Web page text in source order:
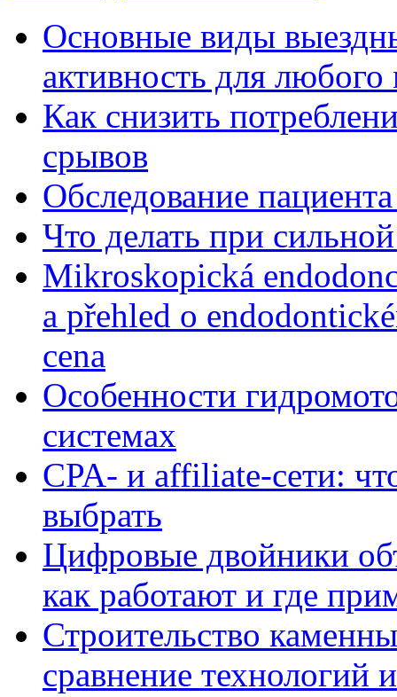
Основные виды
активность для
Как снизить
срывов
Обследование
Что делать при
Mikroskopická
a přehled o
cena
Особенности
системах
CPA- и affiliate-сети:
выбрать
Цифровые двойники
как работают и где
Строительство
сравнение технологий